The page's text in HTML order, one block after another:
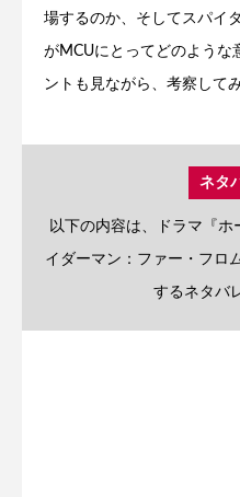
場するのか、そしてスパイ
がMCUにとってどのような
ントも見ながら、考察して
ネタ
以下の内容は、ドラマ『
イダーマン：ファー・フロ
するネタバ